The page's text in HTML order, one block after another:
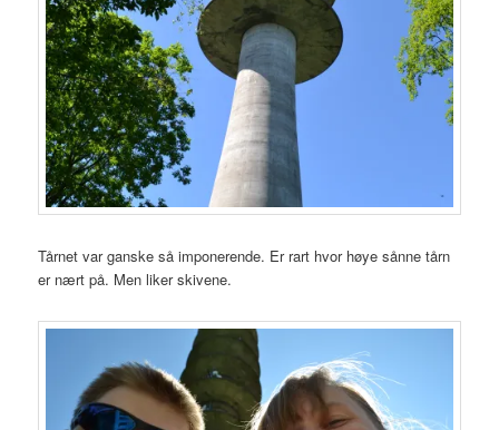
Tårnet var ganske så imponerende. Er rart hvor høye sånne tårn
er nært på. Men liker skivene.